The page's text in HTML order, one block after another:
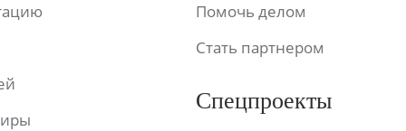
Помочь делом
Стать партнером
Спецпроекты